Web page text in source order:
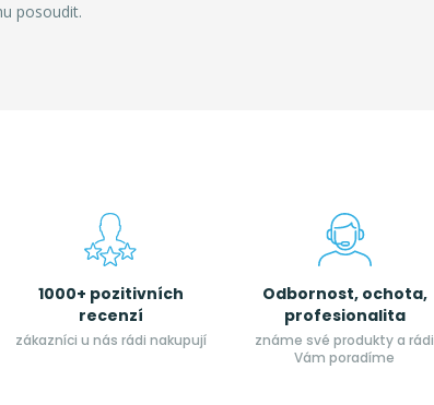
posoudit.
1000+ pozitivních
recenzí
zákazníci u nás rádi nakupují
Odbornost, ochota,
profesionalita
známe své produkty a rádi
Vám poradíme